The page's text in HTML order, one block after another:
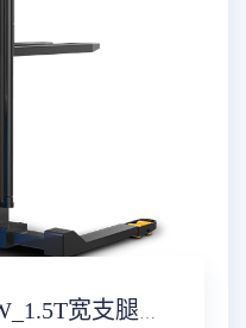
比亚迪叉车CTD15JW_1.5T宽支腿步行式托盘堆垛车参数配置价格报价